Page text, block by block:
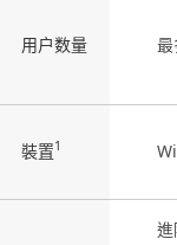
用户数量
裝置1